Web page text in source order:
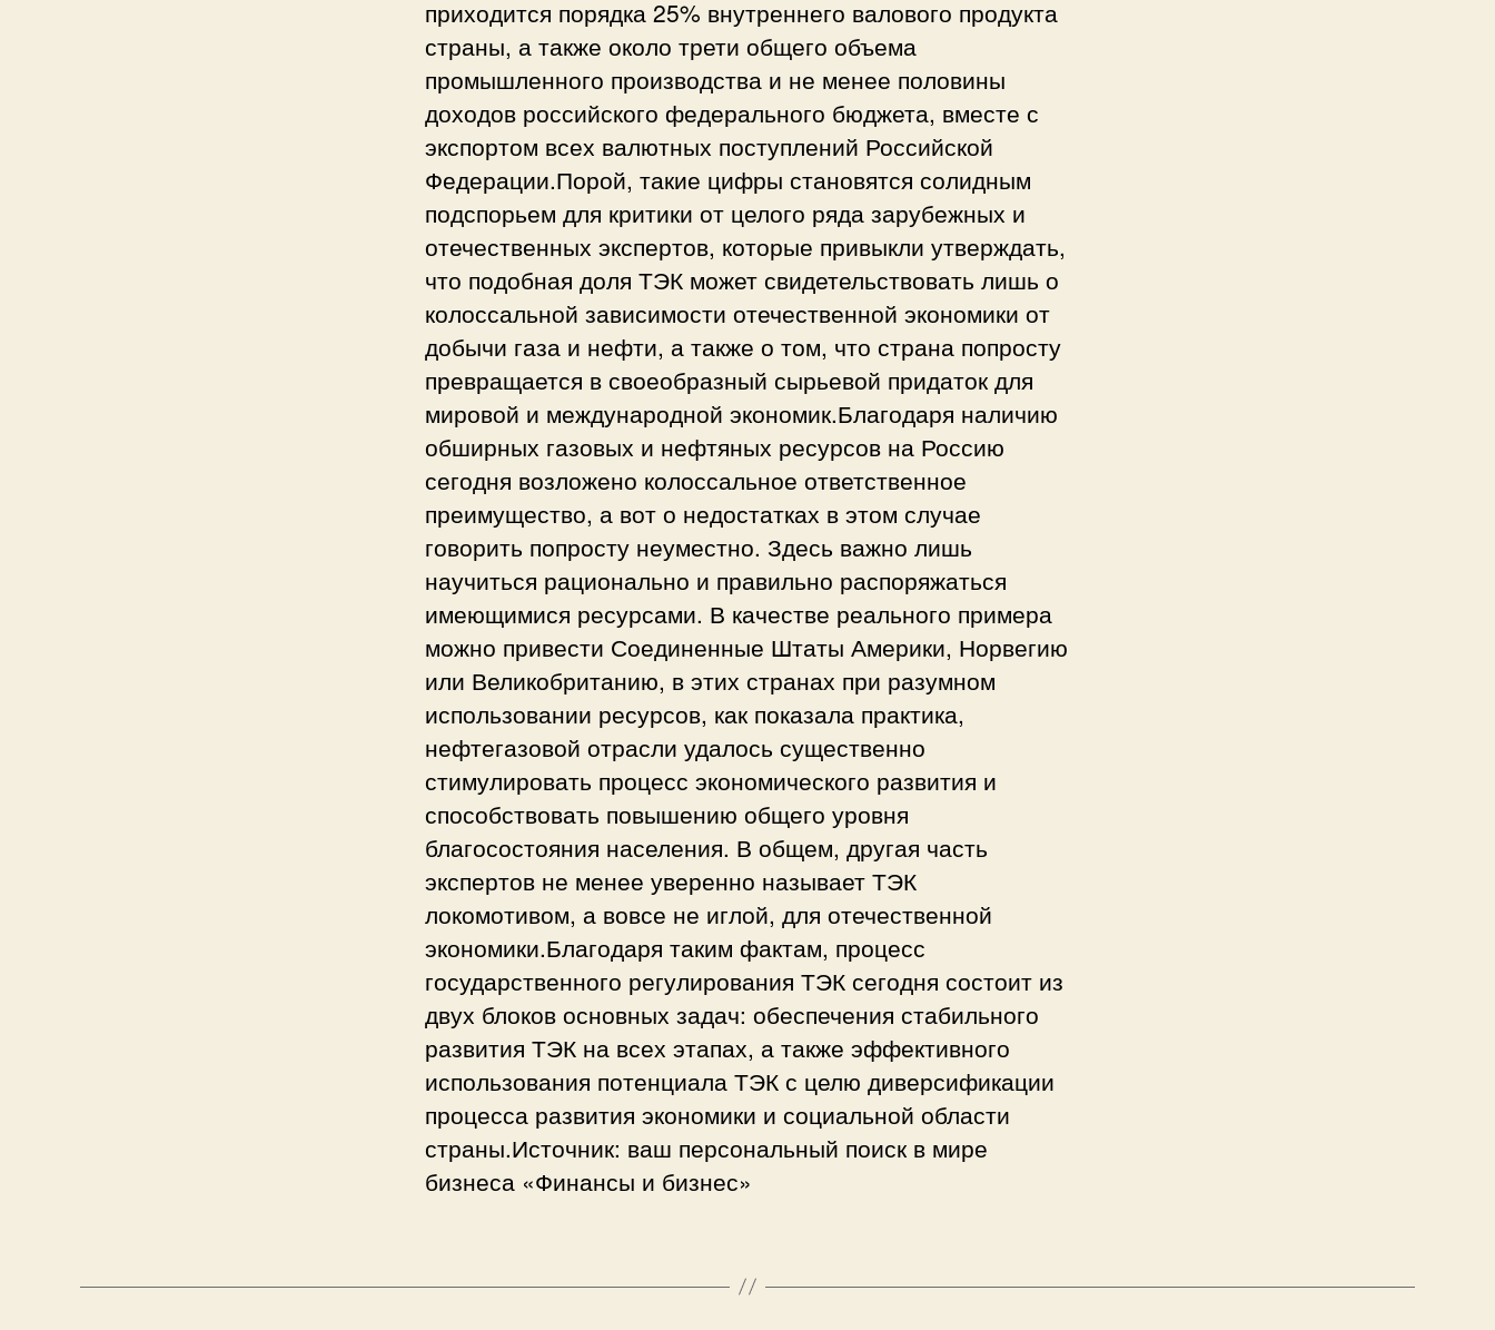
приходится порядка 25% внутреннего валового продукта
страны, а также около трети общего объема
промышленного производства и не менее половины
доходов российского федерального бюджета, вместе с
экспортом всех валютных поступлений Российской
Федерации.Порой, такие цифры становятся солидным
подспорьем для критики от целого ряда зарубежных и
отечественных экспертов, которые привыкли утверждать,
что подобная доля ТЭК может свидетельствовать лишь о
колоссальной зависимости отечественной экономики от
добычи газа и нефти, а также о том, что страна попросту
превращается в своеобразный сырьевой придаток для
мировой и международной экономик.Благодаря наличию
обширных газовых и нефтяных ресурсов на Россию
сегодня возложено колоссальное ответственное
преимущество, а вот о недостатках в этом случае
говорить попросту неуместно. Здесь важно лишь
научиться рационально и правильно распоряжаться
имеющимися ресурсами. В качестве реального примера
можно привести Соединенные Штаты Америки, Норвегию
или Великобританию, в этих странах при разумном
использовании ресурсов, как показала практика,
нефтегазовой отрасли удалось существенно
стимулировать процесс экономического развития и
способствовать повышению общего уровня
благосостояния населения. В общем, другая часть
экспертов не менее уверенно называет ТЭК
локомотивом, а вовсе не иглой, для отечественной
экономики.Благодаря таким фактам, процесс
государственного регулирования ТЭК сегодня состоит из
двух блоков основных задач: обеспечения стабильного
развития ТЭК на всех этапах, а также эффективного
использования потенциала ТЭК с целю диверсификации
процесса развития экономики и социальной области
страны.Источник: ваш персональный поиск в мире
бизнеса «Финансы и бизнес»